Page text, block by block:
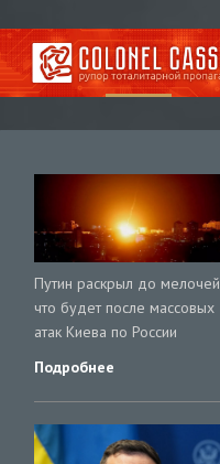
Путин раскрыл до мелочей,
что будет после массовых
атак Киева по России
Подробнее